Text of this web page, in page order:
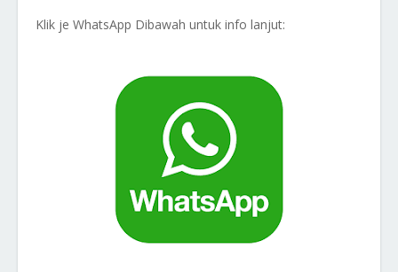
Klik je WhatsApp Dibawah untuk info lanjut: